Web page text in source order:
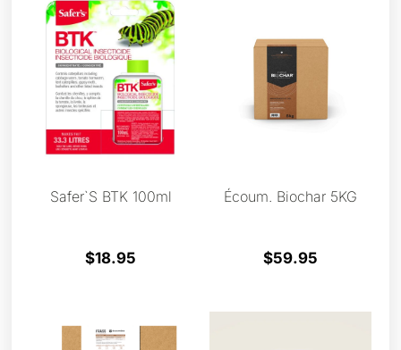
Safer`s BTK 100ml
$18.95
Écoum. Biochar 5KG
$59.95